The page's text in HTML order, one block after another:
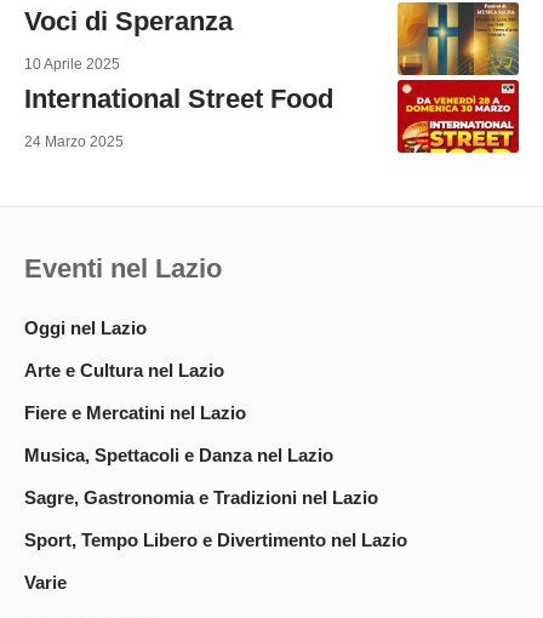
Voci di Speranza
10 Aprile 2025
International Street Food
24 Marzo 2025
Eventi nel Lazio
Oggi nel Lazio
Arte e Cultura nel Lazio
Fiere e Mercatini nel Lazio
Musica, Spettacoli e Danza nel Lazio
Sagre, Gastronomia e Tradizioni nel Lazio
Sport, Tempo Libero e Divertimento nel Lazio
Varie